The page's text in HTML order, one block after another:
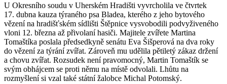
U Okresního soudu v Uherském Hradišti vyvrcholila ve čtvrtek
17. dubna kauza týraného psa Bladea, kterého z jeho bytového
vězení na hradišťském sídlišti Štěpnice vysvobodili podvyživeného
vloni 12. března až přivolaní hasiči. Majitele zvířete Martina
Tomaštíka poslala předsedkyně senátu Eva Šišperová na dva roky
do vězení za týrání zvířat. Zároveň mu udělila pětiletý zákaz držení
a chovu zvířat. Rozsudek není pravomocný, Martin Tomaštík se
svým obhájcem se proti němu na místě odvolali. Lhůtu na
rozmyšlení si vzal také státní žalobce Michal Potomský.